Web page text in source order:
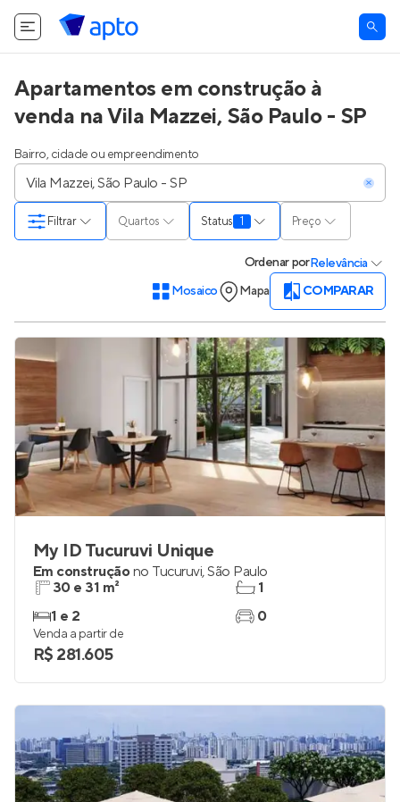
Apartamentos em construção à
venda na Vila Mazzei, São Paulo - SP
Bairro, cidade ou empreendimento
Quartos Status 1 Preço
Filtrar
OrdenarporRelevância
Mosaico
Mapa COMPARAR
My ID Tucuruvi Unique
Em construçãono Tucuruvi,São Paulo
30 e 31 m²
1 e 2
1
0
Venda a partir de
R$ 281.605